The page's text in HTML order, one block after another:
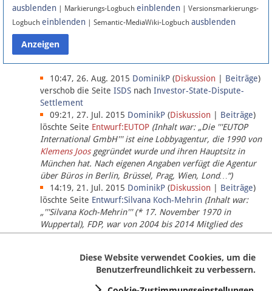
Anmelden
Datenschutz
Über Lobbypedia
Impressum
ausblenden | Markierungs-Logbuch einblenden | Versionsmarkierungs-
Logbuch einblenden | Semantic-MediaWiki-Logbuch ausblenden
10:47, 26. Aug. 2015 DominikP (Diskussion Beiträge)
verschob die Seite ISDS nach Investor-State-Dispute-
Settlement
09:21, 27. Jul. 2015 DominikP (Diskussion Beiträge)
löschte Seite Entwurf:EUTOP (Inhalt war: „Die '''EUTOP
International GmbH''' ist eine Lobbyagentur, die 1990 von
Klemens Joosgegründet wurde und ihren Hauptsitz in
München hat. Nach eigenen Angaben verfügt die Agentur
über Büros in Berlin, Brüssel, Prag, Wien, Lond…“)
14:19, 21. Jul. 2015 DominikP (Diskussion Beiträge)
löschte Seite Entwurf:Silvana Koch-Mehrin (Inhalt war:
„'''Silvana Koch-Mehrin''' (* 17. November 1970 in
Wuppertal), FDP, war von 2004 bis 2014 Mitglied des
Europäischen Parlaments, seit November 2014 ist sie für
Diese Website verwendet Cookies, um die
Benutzerfreundlichkeit zu verbessern.